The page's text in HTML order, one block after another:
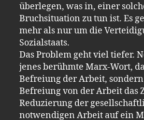
überlegen, was in, einer
Bruchsituation zu tun ist. Es
mehr als nur um die
Sozialstaats.
Das Problem geht viel tiefer.
jenes berühmte Marx-Wort,
Befreiung der Arbeit,
Befreiung von der Arbeit das
Reduzierung der
notwendigen Arbeit auf ein